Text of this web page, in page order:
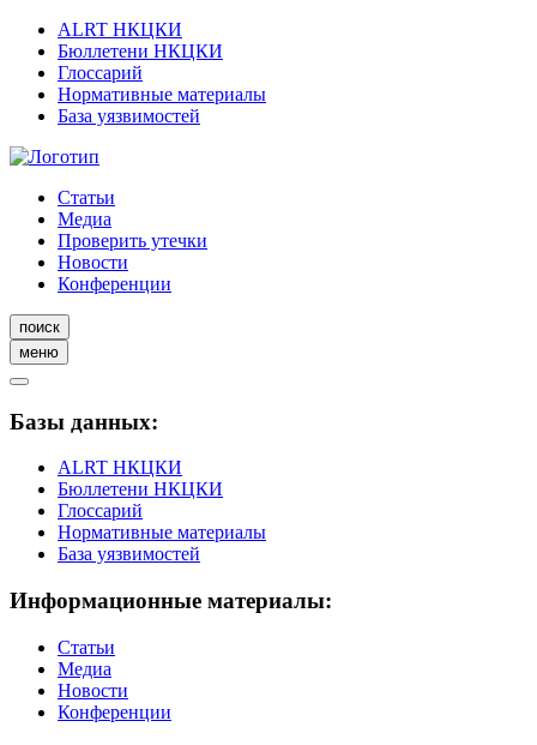
ALRT НКЦКИ
Бюллетени НКЦКИ
Глоссарий
Нормативные материалы
База уязвимостей
Статьи
Медиа
Проверить утечки
Новости
Конференции
поиск
меню
Базы данных:
ALRT НКЦКИ
Бюллетени НКЦКИ
Глоссарий
Нормативные материалы
База уязвимостей
Информационные материалы:
Статьи
Медиа
Новости
Конференции